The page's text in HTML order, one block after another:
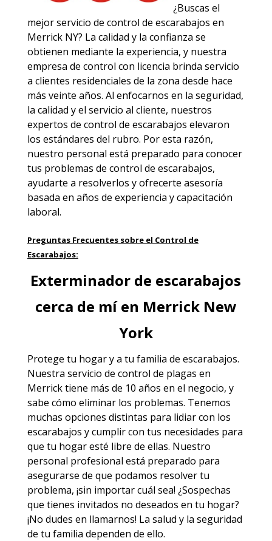
¿Buscas el
mejor servicio de control de escarabajos en
Merrick NY? La calidad y la confianza se
obtienen mediante la experiencia, y nuestra
empresa de control con licencia brinda servicio
a clientes residenciales de la zona desde hace
más veinte años. Al enfocarnos en la seguridad,
la calidad y el servicio al cliente, nuestros
expertos de control de escarabajos elevaron
los estándares del rubro. Por esta razón,
nuestro personal está preparado para conocer
tus problemas de control de escarabajos,
ayudarte a resolverlos y ofrecerte asesoría
basada en años de experiencia y capacitación
laboral.
Preguntas Frecuentes sobre el Control de
Escarabajos:
Exterminador de escarabajos
cerca de mí en Merrick New
York
Protege tu hogar y a tu familia de escarabajos.
Nuestra servicio de control de plagas en
Merricktiene más de 10 años en el negocio, y
sabe cómo eliminar los problemas. Tenemos
muchas opciones distintas para lidiar con los
escarabajos y cumplir con tus necesidades para
que tu hogar esté libre de ellas. Nuestro
personal profesional está preparado para
asegurarse de que podamos resolver tu
problema, ¡sin importar cuál sea! ¿Sospechas
que tienes invitados no deseados en tu hogar?
¡No dudes en llamarnos! La salud y la seguridad
de tu familia dependen de ello.